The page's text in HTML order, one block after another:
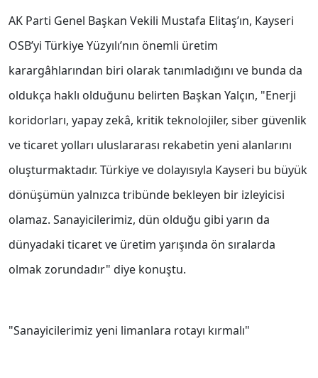
AK Parti Genel Başkan Vekili Mustafa Elitaş’ın, Kayseri
OSB’yi Türkiye Yüzyılı’nın önemli üretim
karargâhlarından biri olarak tanımladığını ve bunda da
oldukça haklı olduğunu belirten Başkan Yalçın, "Enerji
koridorları, yapay zekâ, kritik teknolojiler, siber güvenlik
ve ticaret yolları uluslararası rekabetin yeni alanlarını
oluşturmaktadır. Türkiye ve dolayısıyla Kayseri bu büyük
dönüşümün yalnızca tribünde bekleyen bir izleyicisi
olamaz. Sanayicilerimiz, dün olduğu gibi yarın da
dünyadaki ticaret ve üretim yarışında ön sıralarda
olmak zorundadır" diye konuştu.
"Sanayicilerimiz yeni limanlara rotayı kırmalı"